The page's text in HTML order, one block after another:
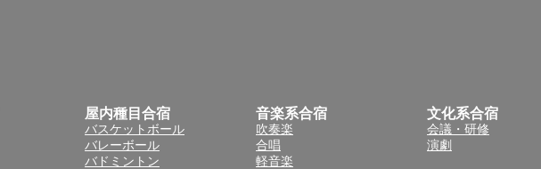
屋内種目合宿
バスケットボール
バレーボール
バドミントン
音楽系合宿
吹奏楽
合唱
軽音楽
文化系合宿
会議・研修
演劇